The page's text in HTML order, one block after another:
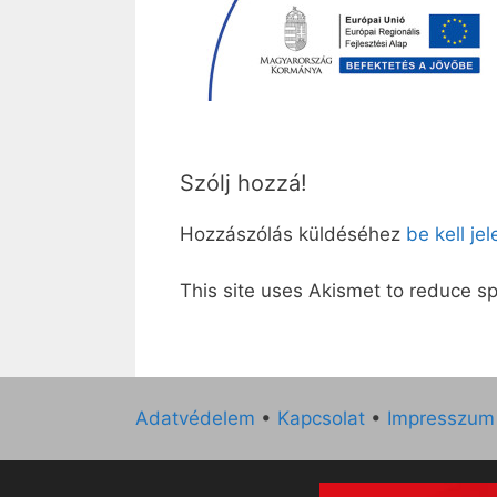
Szólj hozzá!
Hozzászólás küldéséhez be kell
This site uses Akismet to reduce
Adatvédelem • Kapcsolat • Impresszum